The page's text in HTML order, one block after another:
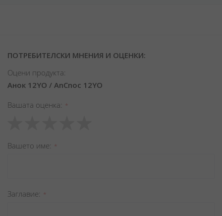
ПОТРЕБИТЕЛСКИ МНЕНИЯ И ОЦЕНКИ:
Оцени продукта:
Анок 12YO / AnCnoc 12YO
Вашата оценка
star
stars
stars
stars
stars
Вашето име
Заглавиe